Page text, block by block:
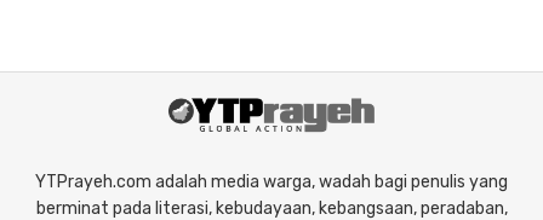
YTPrayeh.com adalah media warga, wadah bagi penulis yang
berminat pada literasi, kebudayaan, kebangsaan, peradaban,